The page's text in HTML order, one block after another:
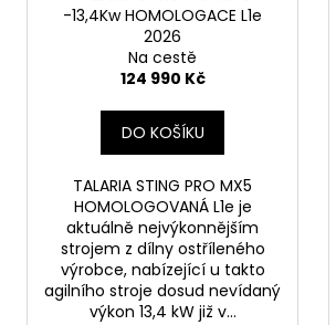
-13,4Kw HOMOLOGACE L1e
2026
Na cestě
124 990 Kč
DO KOŠÍKU
TALARIA STING PRO MX5
HOMOLOGOVANÁ L1e je
aktuálně nejvýkonnějším
strojem z dílny ostříleného
výrobce, nabízející u takto
agilního stroje dosud nevídaný
výkon 13,4 kW již v...